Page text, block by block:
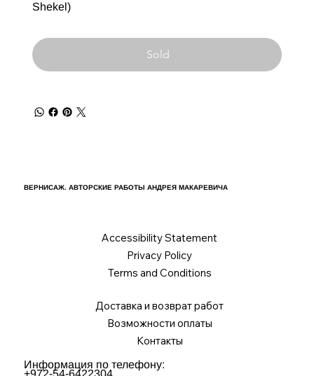
Shekel)
Sold
ВЕРНИСАЖ. АВТОРСКИЕ РАБОТЫ АНДРЕЯ МАКАРЕВИЧА
Accessibility Statement
Privacy Policy
Terms and Conditions
Доставка и возврат работ
Возможности оплаты
Контакты
Информация по телефону:
+972-54-6422304